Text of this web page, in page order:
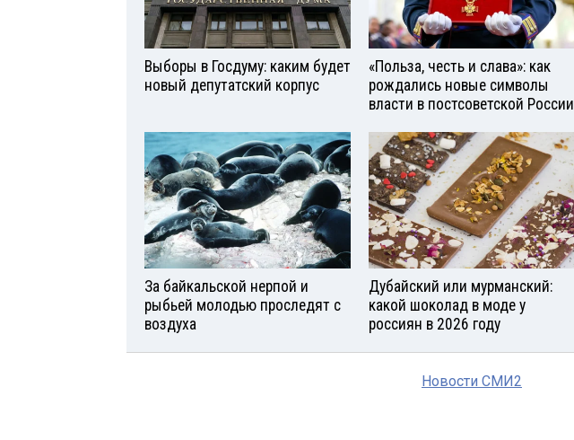
Выборы в Госдуму: каким будет
новый депутатский корпус
«Польза, честь и слава»: как
рождались новые символы
власти в постсоветской России
За байкальской нерпой и
рыбьей молодью проследят с
воздуха
Дубайский или мурманский:
какой шоколад в моде у
россиян в 2026 году
Новости СМИ2